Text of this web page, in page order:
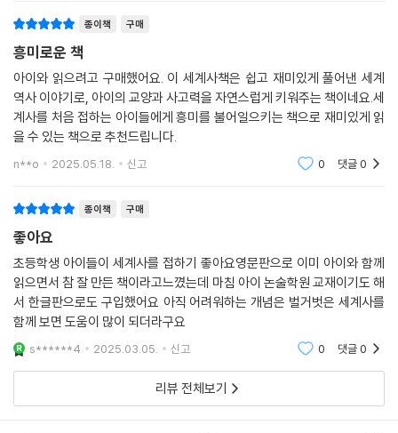
종이책 구매
흥미로운 책
아이와 읽으려고 구매했어요. 이 세계사책은 쉽고 재미있게 풀어낸 세계
역사 이야기로, 아이의 교양과 사고력을 자연스럽게 키워주는 책이네요.세
계사를 처음 접하는 아이들에게 흥미를 불어일으키는 책으로 재미있게 읽
을 수 있는 책으로 추천드립니다.
n**o 2025.05.18. 신고 0 댓글0
종이책 구매
좋아요
초등학생 아이들이 세계사를 접하기 좋아요영문판으로 이미 아이와 함께
읽으면서 참 잘 만든 책이라고느꼈는데 마침 아이 논술학원 교재이기도 해
서 한글판으로도 구입했어요 아직 어려워하는 개념은 벌거벗은 세계사를
함께 보면 도움이 많이 되더라구요
s******4 2025.03.05. 신고 0 댓글0
리뷰 전체보기